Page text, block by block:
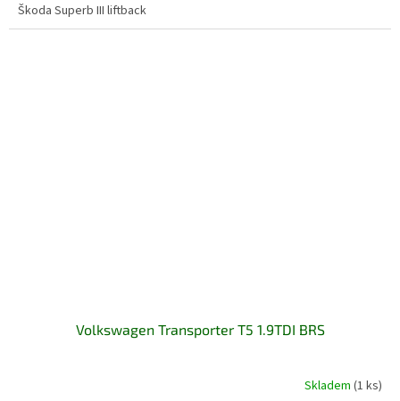
Škoda Superb III liftback
Volkswagen Transporter T5 1.9TDI BRS
Skladem (1 ks)